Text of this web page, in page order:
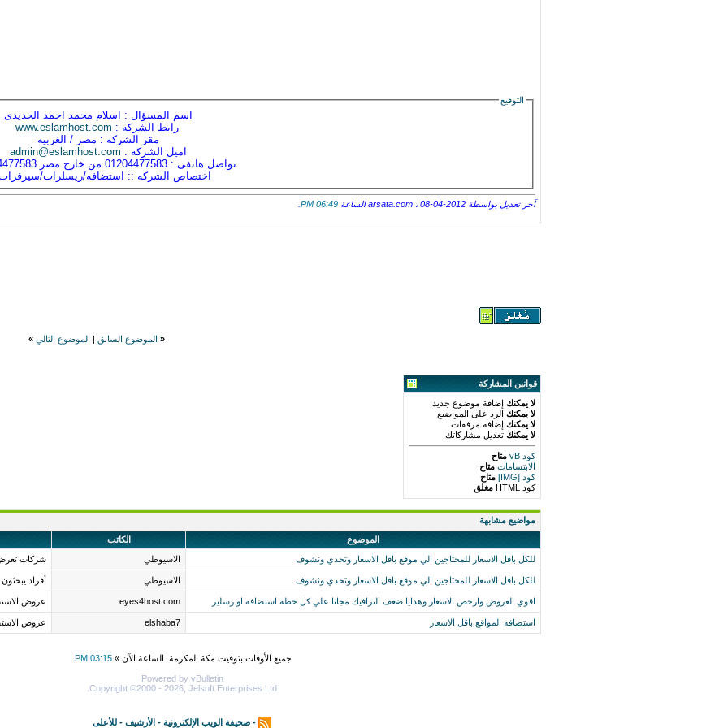
التوقيع
اسم المسؤال : اسلام محمد احمد الحديدى
رابط الشركه : www.eslamhost.com
مقر الشركه : مصر / الغربيه
اميل الشركه : admin@eslamhost.com
تواصل هاتفى : 01204477583 من خارج مصر 00201204477583
اختصاص الشركه :: استضافه/ريسلرات/
آخر تعديل بواسطة arsata.com ، 08-04-2012 الساعة 06:49 PM
« الموضوع السابق الموضوع التالي »
قوانين المشاركة
لا يمكنك إضافة موضوع جديد
لا يمكنك الرد على المواضيع
لا يمكنك إضافة مرفقات
لا يمكنك تعديل مشاركاتك
كود vB
متاح
الابتسامات متاح
كود [IMG]
متاح
كود HTML
مغلق
مواضيع مشابهة
الموضوع
الكاتب
للكل باقل الاسعار للمحتاجين الي موقع باقل الاسعار وتحدي ونشوف
الاسيوطي شركات
للكل باقل الاسعار للمحتاجين الي موقع باقل الاسعار وتحدي ونشوف الاسيوطي أفراد
اقوي العروض وارخص الاسعار وهدايا ضعف الترافيك مجانا علي كل خطه استضافه او رسلير eyes4host.com عروض
استضافه المواقع باقل الاسعار elshaba7 عروض
جميع الأوقات بتوقيت مكة المكرمة. الساعة الآن » 03:15 PM
Powered by vBulletin
Copyright ©2000 - 2026, Jelsoft Enterprises Ltd.
- صحيفة الويب الإلكترونية - الأرشيف - للأعلى